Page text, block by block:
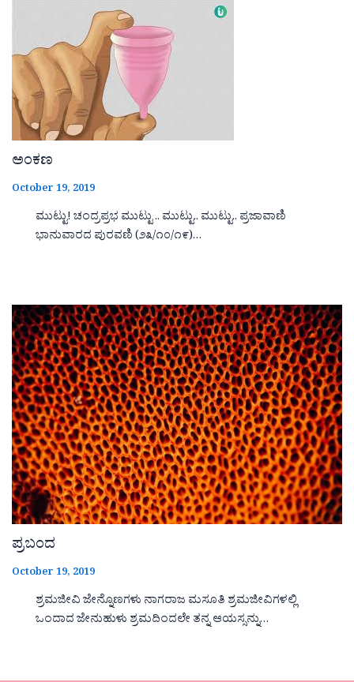
ಅಂಕಣ
October 19, 2019
ಮುಟ್ಟು! ಚಂದ್ರಪ್ರಭ ಮುಟ್ಟು .. ಮುಟ್ಟು.. ಮುಟ್ಟು.. ಪ್ರಜಾವಾಣಿ
ಭಾನುವಾರದ ಪುರವಣಿ (೨೩/೧೦/೧೯)…
ಪ್ರಬಂದ
October 19, 2019
ಶ್ರಮಜೀವಿ ಜೇನ್ನೊಣಗಳು ನಾಗರಾಜ ಮಸೂತಿ ಶ್ರಮಜೀವಿಗಳಲ್ಲಿ
ಒಂದಾದ ಜೇನುಹುಳು ಶ್ರಮದಿಂದಲೇ ತನ್ನ ಆಯಸ್ಸನ್ನು…